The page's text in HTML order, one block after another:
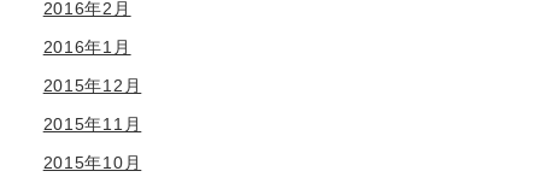
2016年2月
2016年1月
2015年12月
2015年11月
2015年10月